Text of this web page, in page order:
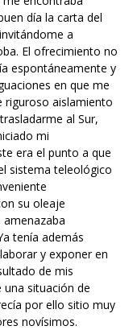
día la carta del
a
El ofrecimiento no
espontáneamente y
en que me
riguroso aislamiento
al Sur,
mi
era el punto a que
sistema teleológico
su oleaje
tenía además
y exponer en
de mis
una situación de
por ello sitio muy
novísimos.